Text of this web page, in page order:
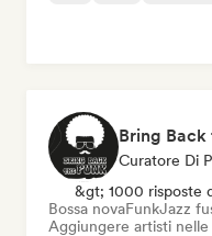
Bring Back
Curatore Di
&gt; 1000 risposte
Bossa novaFunkJazz
Aggiungere artisti